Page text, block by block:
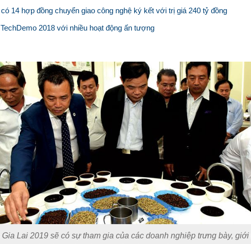
14 hợp đồng chuyển giao công nghệ ký kết với trị giá 240 tỷ đồng
2018 với nhiều hoạt động ấn tượng
Lai 2019 sẽ có sự tham gia của các doanh nghiệp trưng bày, giới